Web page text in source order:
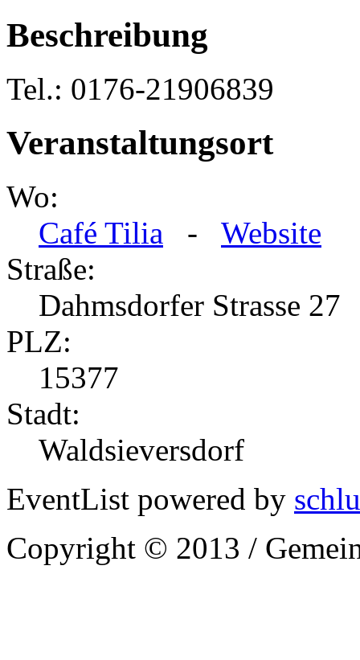
Beschreibung
Tel.: 0176-21906839
Veranstaltungsort
Wo:
Café Tilia - Website
Straße:
Dahmsdorfer Strasse 27
PLZ:
15377
Stadt:
Waldsieversdorf
EventList powered by
Copyright © 2013 /